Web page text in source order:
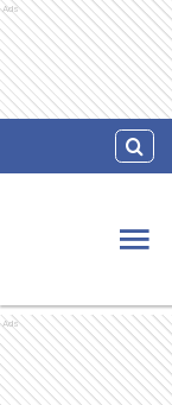
Ads
Ads